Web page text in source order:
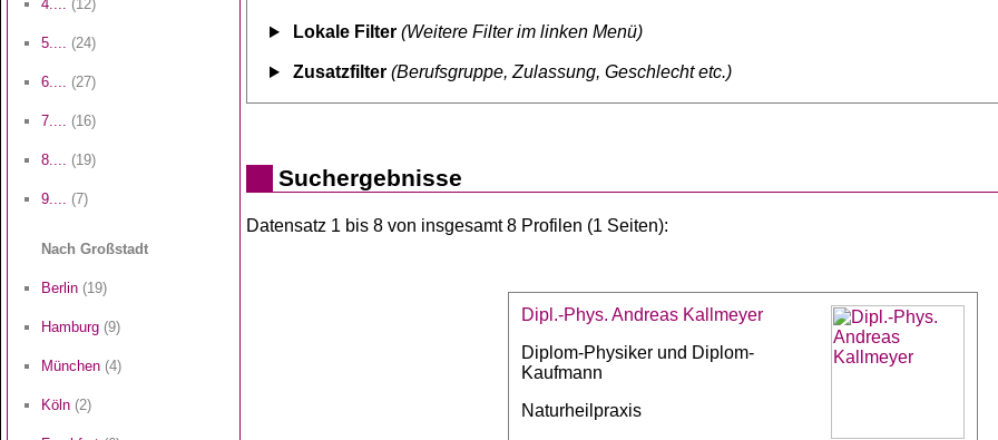
4.... (12)
5.... (24)
6.... (27)
7.... (16)
8.... (19)
9.... (7)
Nach Großstadt
Berlin (19)
Hamburg (9)
München (4)
Köln (2)
Lokale Filter (Weitere Filter im linken Menü)
Zusatzfilter (Berufsgruppe, Zulassung, Geschlecht etc.)
Suchergebnisse
Datensatz 1 bis 8 von insgesamt 8 Profilen (1 Seiten):
Dipl.-Phys. Andreas Kallmeyer
Diplom-Physiker und Diplom-
Kaufmann
Naturheilpraxis